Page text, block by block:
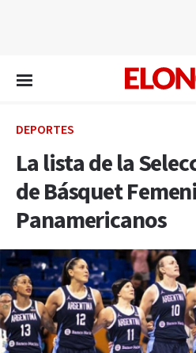
DEPORTES
La lista de la
de Básquet
Panamericanos